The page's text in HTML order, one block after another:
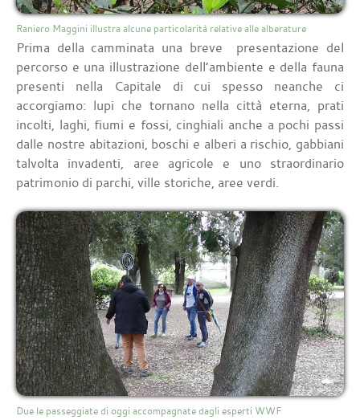
Raniero Maggini illustra alcune particolarità relative alle alberature
Prima della camminata una breve presentazione del
percorso e una illustrazione dell’ambiente e della fauna
presenti nella Capitale di cui spesso neanche ci
accorgiamo: lupi che tornano nella città eterna, prati
incolti, laghi, fiumi e fossi, cinghiali anche a pochi passi
dalle nostre abitazioni, boschi e alberi a rischio, gabbiani
talvolta invadenti, aree agricole e uno straordinario
patrimonio di parchi, ville storiche, aree verdi.
Due le passeggiate di oggi accompagnate dagli esperti WWF